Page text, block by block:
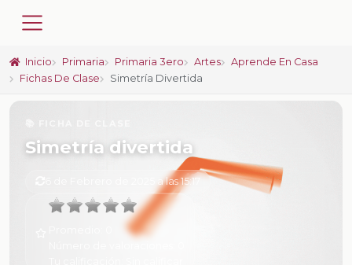
Inicio Primaria Primaria 3ero Artes
Aprende En Casa
Fichas De Clase
Simetría Divertida
Simetría divertida
6 de Febrero de 2025 a las 15:17